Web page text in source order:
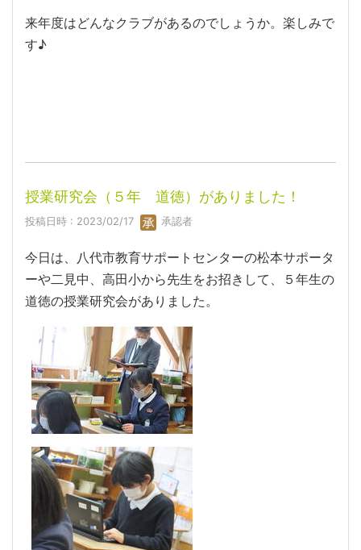
来年度はどんなクラブがあるのでしょうか。楽しみで
す♪
授業研究会（５年 道徳）がありました！
投稿日時 : 2023/02/17 承認者
今日は、八代市教育サポートセンターの松本サポータ
ーや二見中、高田小から先生をお招きして、５年生の
道徳の授業研究会がありました。